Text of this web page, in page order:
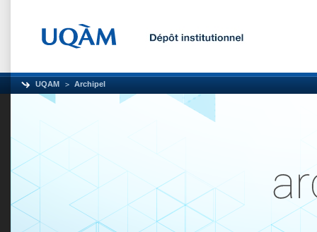
UQAM Archipel